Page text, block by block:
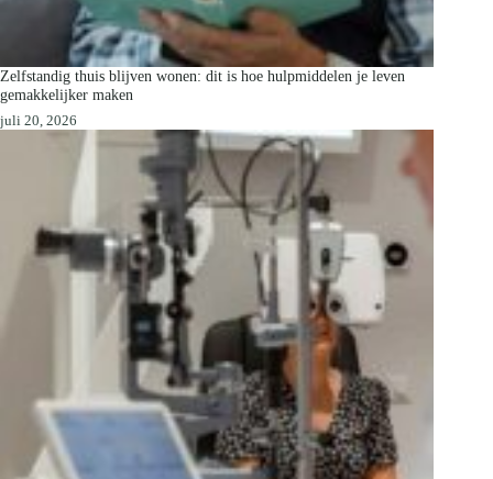
Zelfstandig thuis blijven wonen: dit is hoe hulpmiddelen je leven
gemakkelijker maken
juli 20, 2026